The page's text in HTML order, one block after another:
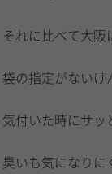
それに比べて大阪
袋の指定がないけ
気付いた時にサッ
臭いも気になりに